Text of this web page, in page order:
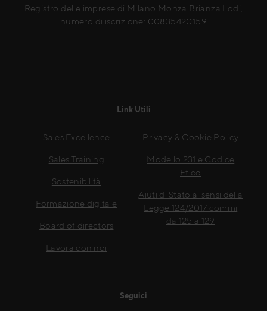
Registro delle imprese di Milano Monza Brianza Lodi,
numero di iscrizione: 00835420159
Link Utili
Sales Excellence
Sales Training
Sostenibilità
Formazione digitale
Board of directors
Lavora con noi
Privacy & Cookie Policy
Modello 231 e Codice
Etico
Aiuti di Stato ai sensi della
Legge 124/2017 commi
da 125 a 129
Seguici